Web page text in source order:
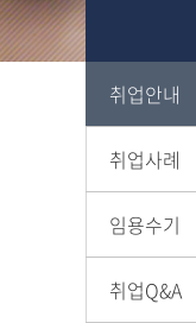
취업안내
취업사례
임용수기
취업Q&A